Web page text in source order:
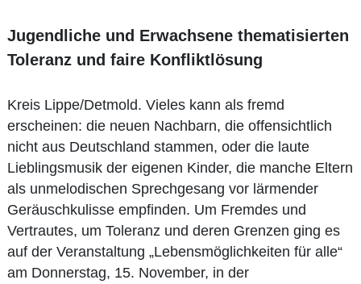
Jugendliche und Erwachsene thematisierten
Toleranz und faire Konfliktlösung
Kreis Lippe/Detmold. Vieles kann als fremd
erscheinen: die neuen Nachbarn, die offensichtlich
nicht aus Deutschland stammen, oder die laute
Lieblingsmusik der eigenen Kinder, die manche Eltern
als unmelodischen Sprechgesang vor lärmender
Geräuschkulisse empfinden. Um Fremdes und
Vertrautes, um Toleranz und deren Grenzen ging es
auf der Veranstaltung „Lebensmöglichkeiten für alle“
am Donnerstag, 15. November, in der